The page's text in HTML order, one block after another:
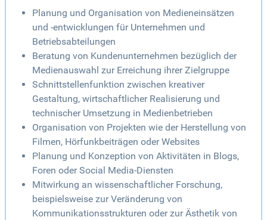
Planung und Organisation von Medieneinsätzen
und -entwicklungen für Unternehmen und
Betriebsabteilungen
Beratung von Kundenunternehmen bezüglich der
Medienauswahl zur Erreichung ihrer Zielgruppe
Schnittstellenfunktion zwischen kreativer
Gestaltung, wirtschaftlicher Realisierung und
technischer Umsetzung in Medienbetrieben
Organisation von Projekten wie der Herstellung von
Filmen, Hörfunkbeiträgen oder Websites
Planung und Konzeption von Aktivitäten in Blogs,
Foren oder Social Media-Diensten
Mitwirkung an wissenschaftlicher Forschung,
beispielsweise zur Veränderung von
Kommunikationsstrukturen oder zur Ästhetik von